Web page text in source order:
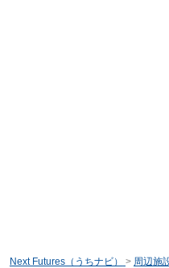
Next Futures（うちナビ） > 周辺施